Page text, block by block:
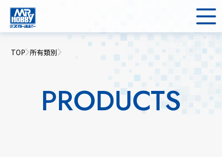
TOP 所有類別
PRODUCTS